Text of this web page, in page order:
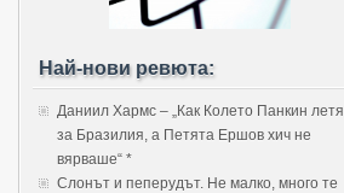
Най-нови ревюта:
Даниил Хармс – „Как Колето Панкин летя
за Бразилия, а Петята Ершов хич не
вярваше“ *
Слонът и пеперудът. Не малко, много те